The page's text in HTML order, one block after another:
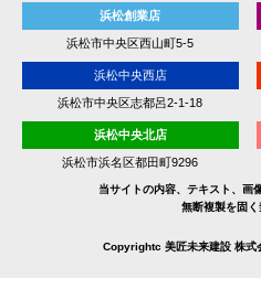
浜松創業店
浜松市中央区西山町5-5
浜松中央西店
浜松市中央区志都呂2-1-18
浜松中央北店
浜松市浜名区都田町9296
当サイトの内容、テキスト、画
無断複製を固く
Copyrightc 美匠未来建設 株